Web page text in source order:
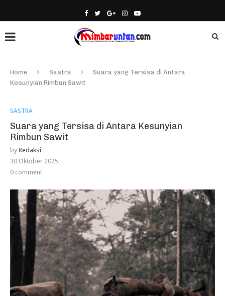
Home Sastra
Suara yang Tersisa di Antara
Kesunyian Rimbun Sawit
SASTRA
Suara yang Tersisa di Antara Kesunyian
Rimbun Sawit
byRedaksi
30 Oktober 2025
0 comment